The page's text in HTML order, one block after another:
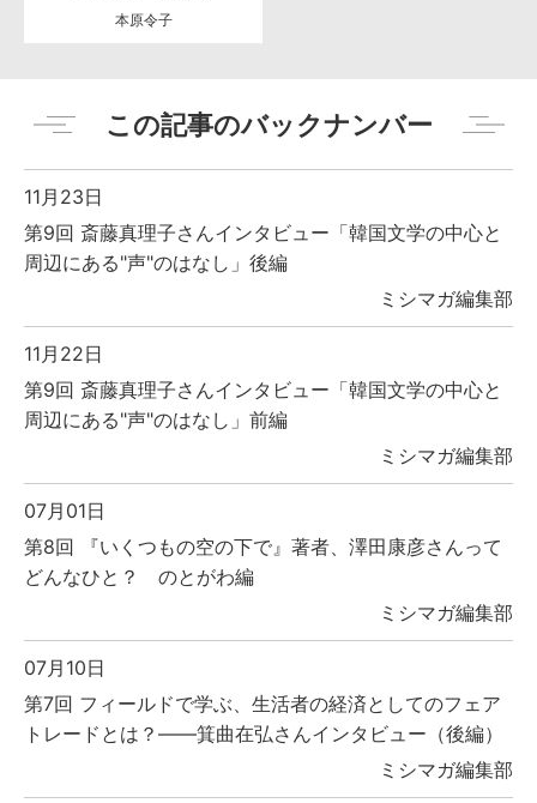
本原令子
この記事のバックナンバー
11月23日
第9回 斎藤真理子さんインタビュー「韓国文学の中心と
周辺にある"声"のはなし」後編
ミシマガ編集部
11月22日
第9回 斎藤真理子さんインタビュー「韓国文学の中心と
周辺にある"声"のはなし」前編
ミシマガ編集部
07月01日
第8回 『いくつもの空の下で』著者、澤田康彦さんって
どんなひと？ のとがわ編
ミシマガ編集部
07月10日
第7回 フィールドで学ぶ、生活者の経済としてのフェア
トレードとは？――箕曲在弘さんインタビュー（後編）
ミシマガ編集部